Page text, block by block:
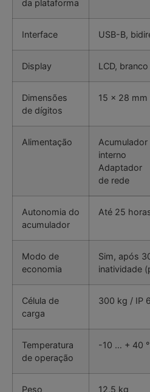
da plataforma
Interface USB-B,
Display LCD,
Dimensões
de dígitos
15 x 28 mm
Alimentação
Acumulador
interno
Adaptador
de rede
Autonomia do
acumulador
Até 25
Modo de
economia
Sim, após
inatividade
Célula de
carga
300 kg / IP
Temperatura
de operação
-10 … + 40
Peso 12,5 kg